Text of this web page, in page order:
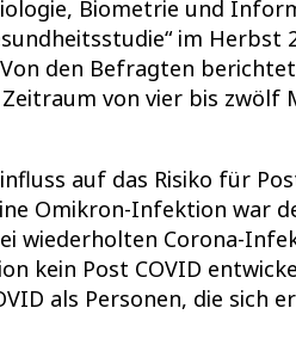
Biometrie und
im Herbst
den Befragten
von vier bis zwölf
auf das Risiko für
Omikron-Infektion war
wiederholten Corona-
kein Post COVID
als Personen, die sich